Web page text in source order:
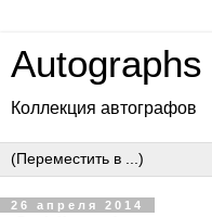
Коллекция автографов
26 апреля 2014